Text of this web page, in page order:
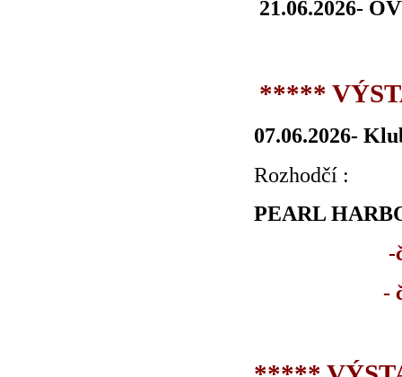
21.06.2026-
*****
07.06.2026-
Rozhodčí :
PEARL
-
-